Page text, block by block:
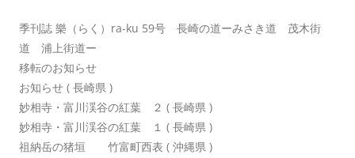
季刊誌 樂（らく）ra-ku 59号 長崎の道ーみさき道 茂木街
道 浦上街道ー
移転のお知らせ
お知らせ ( 長崎県 )
妙相寺・富川渓谷の紅葉 ２ ( 長崎県 )
妙相寺・富川渓谷の紅葉 １ ( 長崎県 )
祖納岳の猪垣 竹富町西表 ( 沖縄県 )